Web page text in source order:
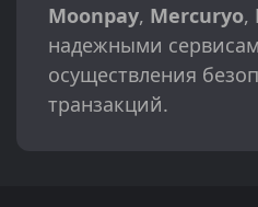
Moonpay, Mercuryo,
надежными
осуществления
транзакций.